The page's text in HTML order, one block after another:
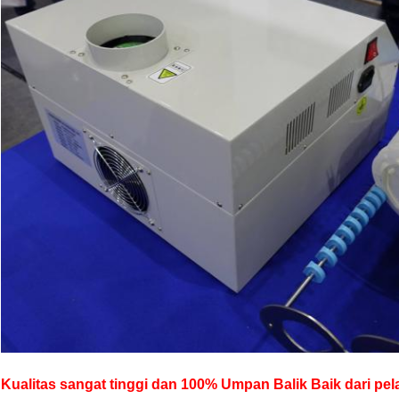
Kualitas sangat tinggi dan 100% Umpan Balik Baik dari